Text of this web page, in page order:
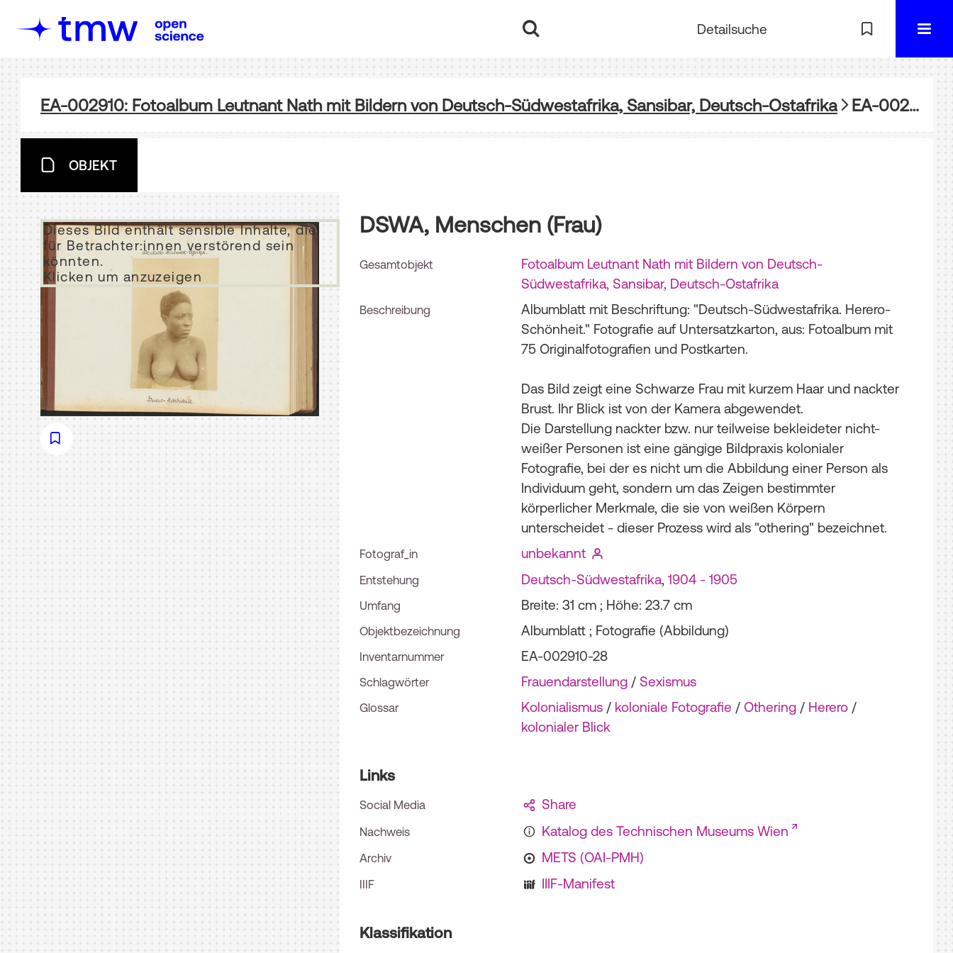
Detailsuche
EA-002910: Fotoalbum Leutnant Nath mit Bildern von Deutsch-Südwestafrika, Sansibar, Deutsch-Ostafrika EA-002910-28: DSWA, Menschen (Frau)
OBJEKT
Dieses Bild enthält sensible Inhalte, die
für Betrachter:innen verstörend sein
könnten.
Klicken um anzuzeigen
DSWA, Menschen (Frau)
Gesamtobjekt
Fotoalbum Leutnant Nath mit Bildern von Deutsch-
Südwestafrika, Sansibar, Deutsch-Ostafrika
Beschreibung
Albumblatt mit Beschriftung: "Deutsch-Südwestafrika. Herero-
Schönheit." Fotografie auf Untersatzkarton, aus: Fotoalbum mit
75 Originalfotografien und Postkarten.
Das Bild zeigt eine Schwarze Frau mit kurzem Haar und nackter
Brust. Ihr Blick ist von der Kamera abgewendet.
Die Darstellung nackter bzw. nur teilweise bekleideter nicht-
weißer Personen ist eine gängige Bildpraxis kolonialer
Fotografie, bei der es nicht um die Abbildung einer Person als
Individuum geht, sondern um das Zeigen bestimmter
körperlicher Merkmale, die sie von weißen Körpern
unterscheidet - dieser Prozess wird als "othering" bezeichnet.
Fotograf_in unbekannt
Entstehung Deutsch-Südwestafrika, 1904 - 1905
Umfang Breite: 31 cm ; Höhe: 23.7 cm
Objektbezeichnung Albumblatt ; Fotografie (Abbildung)
Inventarnummer EA-002910-28
Schlagwörter Frauendarstellung / Sexismus
Glossar Kolonialismus / koloniale Fotografie / Othering / Herero /
kolonialer Blick
Links
Social Media Share
Nachweis Katalog des Technischen Museums Wien
Archiv METS (OAI-PMH)
IIIF IIIF-Manifest
Klassifikation